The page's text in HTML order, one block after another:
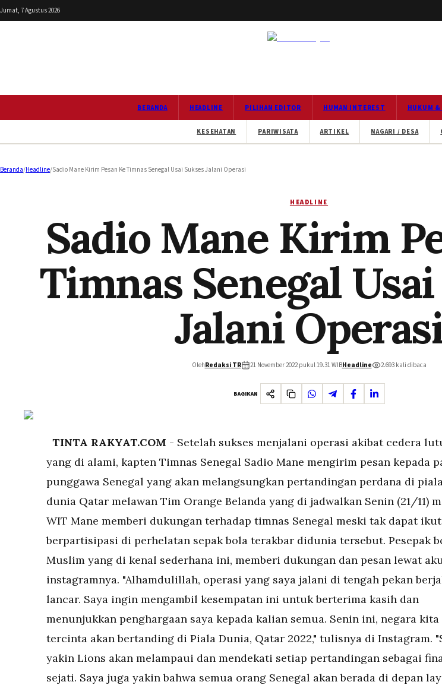
Jumat, 7 Agustus 2026
BERANDA HEADLINE PILIHAN EDITOR HUMAN INTEREST HUKUM
KESEHATAN PARIWISATA ARTIKEL NAGARI / DESA
Beranda/Headline/Sadio Mane Kirim Pesan Ke Timnas Senegal Usai Sukses Jalani Operasi
HEADLINE
Sadio Mane Kirim
Timnas Senegal
Jalani
OlehRedaksi TR 21 November 2022 pukul 19.31WIBHeadline 2.693kali dibaca
BAGIKAN
TINTA RAKYAT.COM - Setelah sukses menjalani operasi akibat cedera
yang di alami, kapten Timnas Senegal Sadio Mane mengirim pesan kepada
punggawa Senegal yang akan melangsungkan pertandingan perdana di
dunia Qatar melawan Tim Orange Belanda yang di jadwalkan Senin (21/11)
WIT Mane memberi dukungan terhadap timnas Senegal meski tak dapat ikut
berpartisipasi di perhelatan sepak bola terakbar didunia tersebut. Pesepak
Muslim yang di kenal sederhana ini, memberi dukungan dan pesan lewat
instagramnya. "Alhamdulillah, operasi yang saya jalani di tengah pekan
lancar. Saya ingin mengambil kesempatan ini untuk berterima kasih dan
menunjukkan penghargaan saya kepada kalian semua. Senin ini, negara kita
tercinta akan bertanding di Piala Dunia, Qatar 2022," tulisnya di Instagram.
yakin Lions akan melampaui dan mendekati setiap pertandingan sebagai
sejati. Saya juga yakin bahwa semua orang Senegal akan berada di depan